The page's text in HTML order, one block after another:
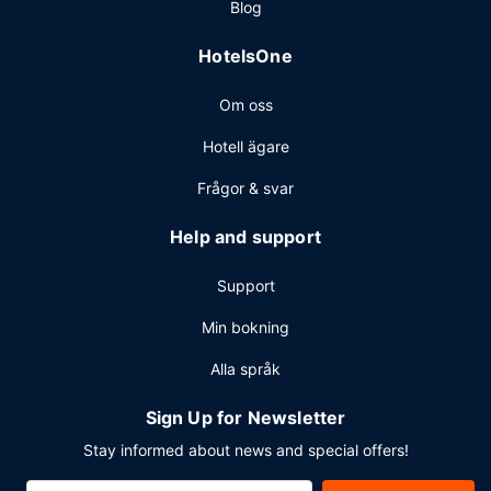
Flygtransfer tur/retur är gratis (tillgänglig dygnet runt).
Blog
HotelsOne
Om oss
Hotell ägare
Frågor & svar
Help and support
Support
Min bokning
Alla språk
Sign Up for Newsletter
Stay informed about news and special offers!